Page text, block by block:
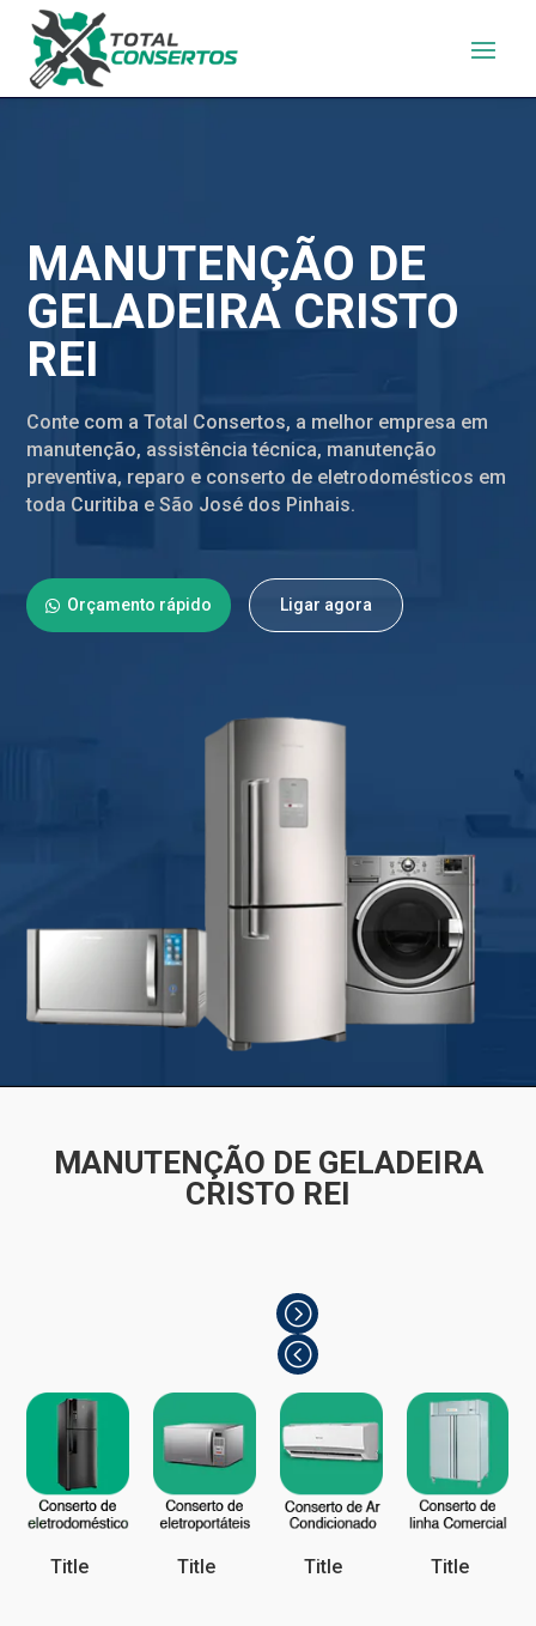
MANUTENÇÃO DE
GELADEIRA CRISTO
REI
Conte com a Total Consertos, a melhor empresa em
manutenção, assistência técnica, manutenção
preventiva, reparo e conserto de eletrodomésticos em
toda Curitiba e São José dos Pinhais.
Orçamento rápido Ligar agora
MANUTENÇÃO DE GELADEIRA
CRISTO REI
Title Title Title Title